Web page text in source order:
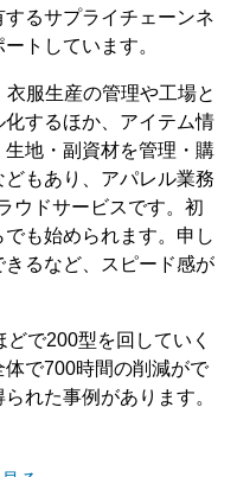
るサプライチェーンネ
トしています。
衣服生産の管理や工場と
するほか、アイテム情
地・副資材を管理・購
もあり、アパレル業務
ウドサービスです。初
も始められます。申し
るなど、スピード感が
で200型を回していく
で700時間の削減がで
れた事例があります。